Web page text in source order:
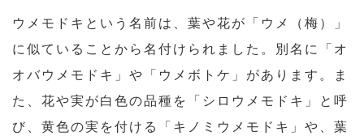
ウメモドキという名前は、葉や花が「ウメ（梅）」
に似ていることから名付けられました。別名に「オ
オバウメモドキ」や「ウメボトケ」があります。ま
た、花や実が白色の品種を「シロウメモドキ」と呼
び、黄色の実を付ける「キノミウメモドキ」や、葉